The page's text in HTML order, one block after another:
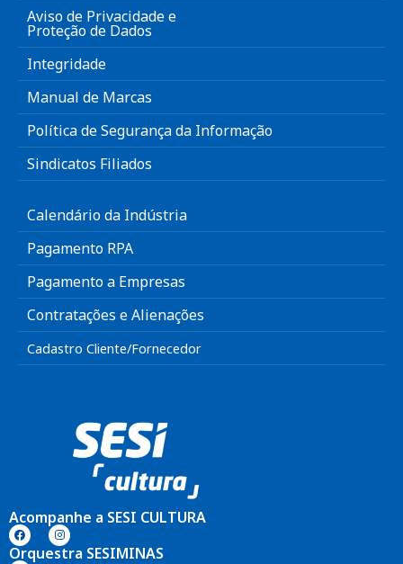
Aviso de Privacidade e
Proteção de Dados
Integridade
Manual de Marcas
Política de Segurança da Informação
Sindicatos Filiados
Calendário da Indústria
Pagamento RPA
Pagamento a Empresas
Contratações e Alienações
Cadastro Cliente/Fornecedor
Acompanhe a SESI CULTURA
Orquestra SESIMINAS